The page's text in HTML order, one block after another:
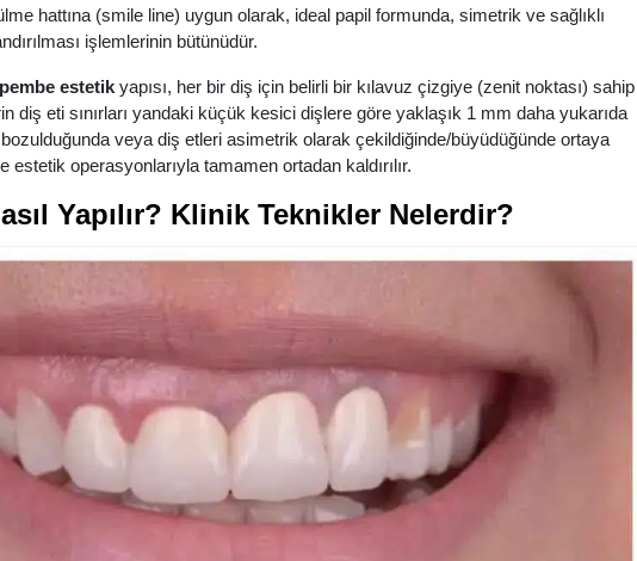
hattına (smile line) uygun olarak, ideal papil formunda, simetrik ve sağlıklı
işlemlerinin bütünüdür.
estetik yapısı, her bir diş için belirli bir kılavuz çizgiye (zenit noktası) sahip
diş eti sınırları yandaki küçük kesici dişlere göre yaklaşık 1 mm daha yukarıda
bozulduğunda veya diş etleri asimetrik olarak çekildiğinde/büyüdüğünde ortaya
estetik operasyonlarıyla tamamen ortadan kaldırılır.
Yapılır? Klinik Teknikler Nelerdir?